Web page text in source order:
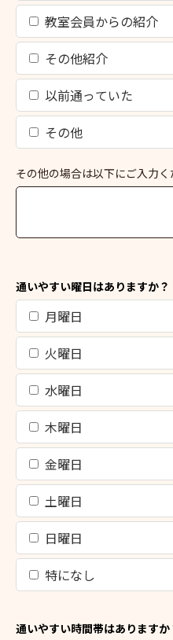
教室会員からの紹介
その他紹介
以前通っていた
その他
その他の場合は以下にご入力く
通いやすい曜日はありますか？
月曜日
火曜日
水曜日
木曜日
金曜日
土曜日
日曜日
特になし
通いやすい時間帯はありますか